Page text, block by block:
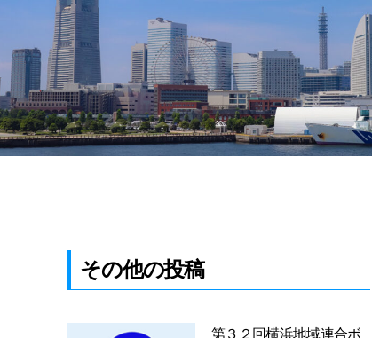
その他の投稿
第３２回横浜地域連合ボ